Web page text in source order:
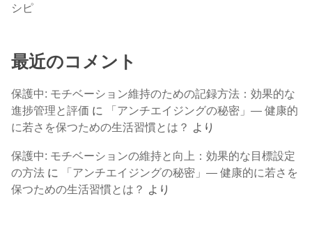
シピ
最近のコメント
保護中: モチベーション維持のための記録方法：効果的な
進捗管理と評価 に
「アンチエイジングの秘密」— 健康的
に若さを保つための生活習慣とは？ より
保護中: モチベーションの維持と向上：効果的な目標設定
の方法 に
「アンチエイジングの秘密」— 健康的に若さを
保つための生活習慣とは？ より